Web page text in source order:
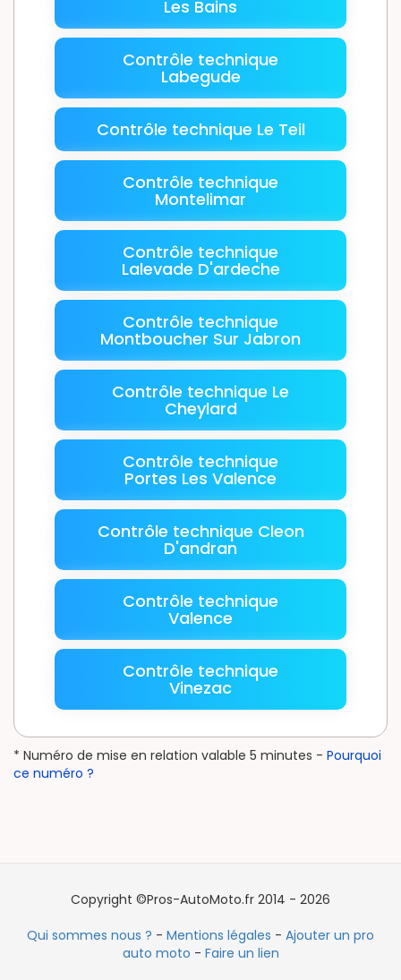
Les Bains
Contrôle technique
Labegude
Contrôle technique Le Teil
Contrôle technique
Montelimar
Contrôle technique
Lalevade D'ardeche
Contrôle technique
Montboucher Sur Jabron
Contrôle technique Le
Cheylard
Contrôle technique
Portes Les Valence
Contrôle technique Cleon
D'andran
Contrôle technique
Valence
Contrôle technique
Vinezac
* Numéro de mise en relation valable 5 minutes - Pourquoi
ce numéro ?
Copyright ©Pros-AutoMoto.fr 2014 - 2026
Qui sommes nous ? - Mentions légales - Ajouter un pro
auto moto - Faire un lien